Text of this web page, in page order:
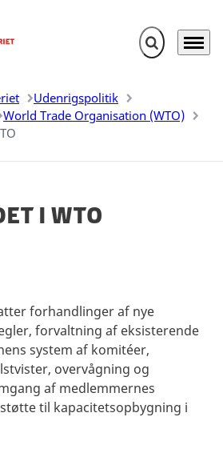
Fold søgefelt
Menu
Udenrigspolitik
World Trade Organisation (WTO)
i WTO
forhandlinger af nye
forvaltning af eksisterende
system af komitéer,
overvågning og
af medlemmernes
til kapacitetsopbygning i